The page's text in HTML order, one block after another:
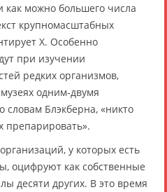
как можно большего числа
крупномасштабных
Х. Особенно
при изучении
редких организмов,
одним-двумя
словам Блэкберна, «никто
препарировать».
у которых есть
оцифруют как собственные
десяти других. В это время